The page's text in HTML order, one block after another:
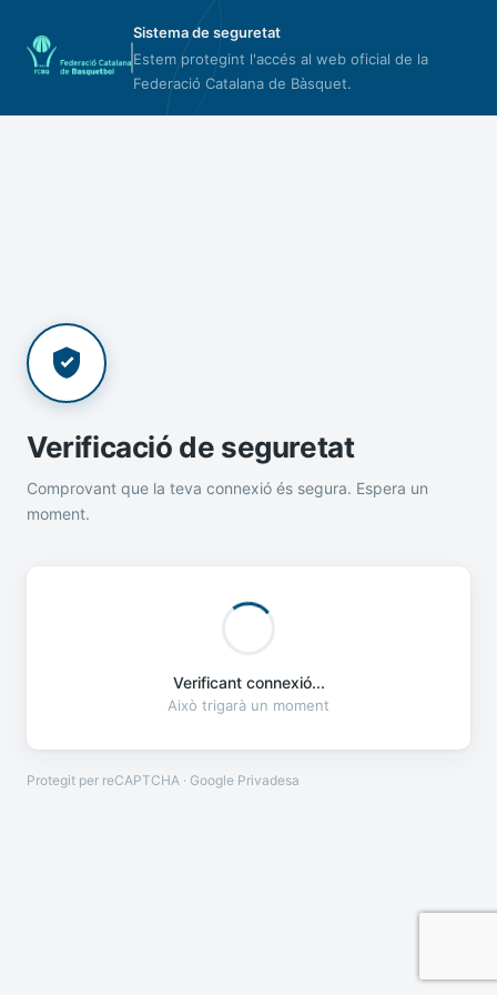
Sistema de seguretat
Estem protegint l'accés al web oficial de la
Federació Catalana de Bàsquet.
Verificació de seguretat
Comprovant que la teva connexió és segura. Espera un
moment.
Verificant connexió...
Això trigarà un moment
Protegit per reCAPTCHA · Google Privadesa